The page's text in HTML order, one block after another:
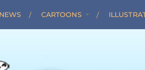
NEWS CARTOONS